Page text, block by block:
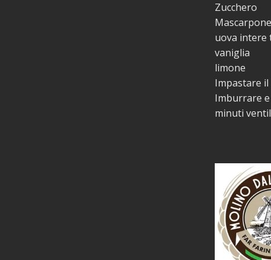
Zucchero
Mascarpone
uova intere
vaniglia
limone
Impastare
Imburrare
minuti